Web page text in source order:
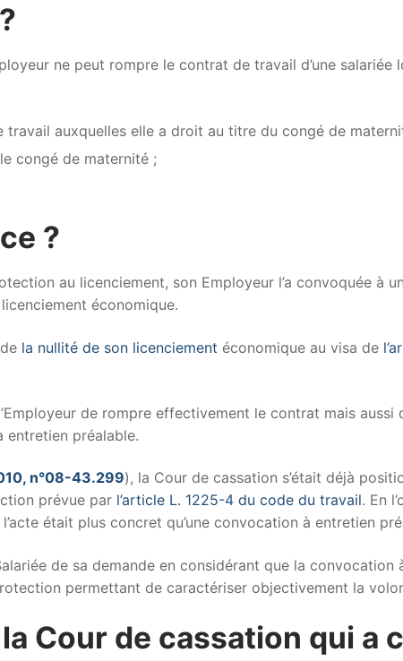
ne peut rompre le contrat de travail d’une salariée
auxquelles elle a droit au titre du congé de
congé de maternité ;
?
au licenciement, son Employeur l’a convoquée à
économique.
la nullité de son licenciement économique au visa de
de rompre effectivement le contrat mais aussi
entretien préalable.
n°08-43.299), la Cour de cassation s’était déjà
prévue par l’article L. 1225-4 du code du travail. En
était plus concret qu’une convocation à entretien
de sa demande en considérant que la convocation
permettant de caractériser objectivement la
la Cour de cassation qui a